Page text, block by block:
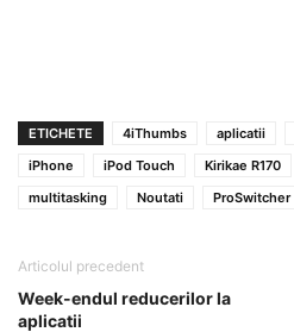
ETICHETE 4iThumbs aplicatii
iPhone
iPod Touch Kirikae R170
multitasking
Noutati ProSwitcher
Articolul precedent
Week-endul reducerilor la
aplicatii